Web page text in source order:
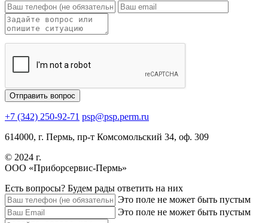
+7 (342) 250-92-71 psp@psp.perm.ru
614000, г. Пермь, пр-т Комсомольский 34, оф. 309
© 2024 г.
ООО «Приборсервис-Пермь»
Есть вопросы? Будем рады ответить на них
Это поле не может быть пустым
Это поле не может быть пустым